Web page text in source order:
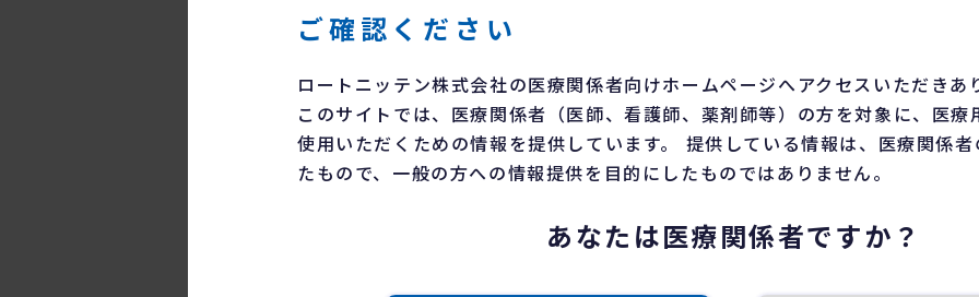
先発品名
－
ご確認ください
ロートニッテン株式会社の医療関係者向けホームページへアクセスいただきあ
このサイトでは、医療関係者（医師、看護師、薬剤師等）の方を対象に、医
使用いただくための情報を提供しています。 提供している情報は、医療関係
たもので、一般の方への情報提供を目的にしたものではありません。
あなたは医療関係者ですか？